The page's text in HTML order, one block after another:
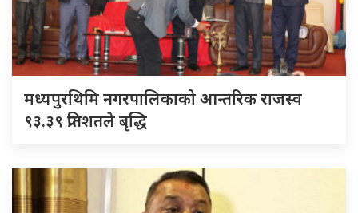
मध्यपुरथिमि नगरपालिकाको आन्तरिक राजस्व
९३.३९ प्रतिशतले बृद्धि